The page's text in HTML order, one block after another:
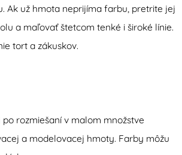
Ak už hmota neprijíma farbu, pretrite jej
a maľovať štetcom tenké i široké línie.
tort a zákuskov.
rozmiešaní v malom množstve
a modelovacej hmoty. Farby môžu